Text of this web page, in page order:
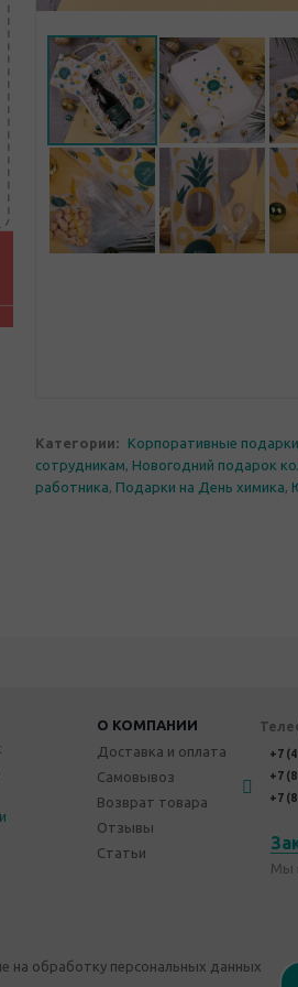
Категории: Корпоративные подарки
сотрудникам, Новогодний подарок
работника, Подарки на День химика,
О КОМПАНИИ
Доставка и оплата
Самовывоз
Возврат товара
Отзывы
Статьи
+7
+7
+7
Мы
на обработку персональных данных